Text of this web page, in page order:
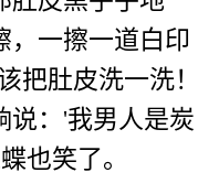
，一擦一道白印
把肚皮洗一洗！
说：'我男人是炭
也笑了。